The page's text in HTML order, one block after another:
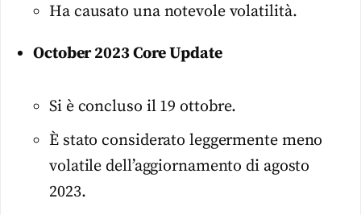
Ha causato una notevole volatilità.
October 2023 Core Update
Si è concluso il 19 ottobre.
È stato considerato leggermente meno
volatile dell’aggiornamento di agosto
2023.